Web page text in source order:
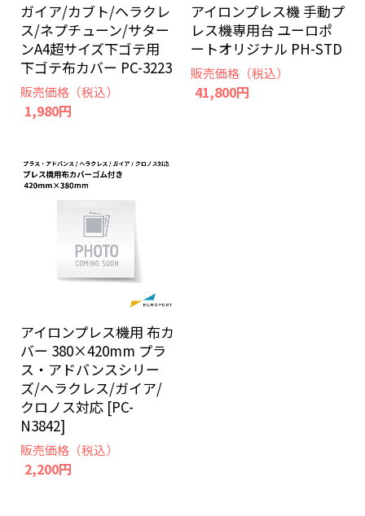
ガイア/カブト/ヘラクレ
ス/ネプチューン/サター
ンA4超サイズ下ゴテ用
下ゴテ布カバー PC-3223
販売価格（税込）
1,980円
アイロンプレス機 手動プ
レス機専用台 ユーロポ
ートオリジナル PH-STD
販売価格（税込）
41,800円
アイロンプレス機用 布カ
バー 380×420mm プラ
ス・アドバンスシリー
ズ/ヘラクレス/ガイア/
クロノス対応 [PC-
N3842]
販売価格（税込）
2,200円